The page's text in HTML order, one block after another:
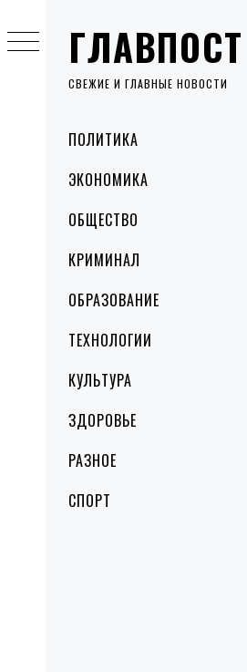
ГЛАВПОСТ
СВЕЖИЕ И ГЛАВНЫЕ НОВОСТИ
MenuПОЛИТИКА
ЭКОНОМИКА
ОБЩЕСТВО
КРИМИНАЛ
ОБРАЗОВАНИЕ
ТЕХНОЛОГИИ
КУЛЬТУРА
ЗДОРОВЬЕ
РАЗНОЕ
СПОРТ
to
content